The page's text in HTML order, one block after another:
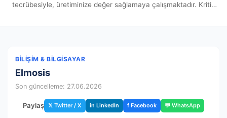
tecrübesiyle, üretiminize değer sağlamaya çalışmaktadır. Kritik
BILIŞIM & BILGISAYAR
Elmosis
Son güncelleme: 27.06.2026
Paylaş 𝕏 Twitter / X in LinkedIn f Facebook 💬 WhatsApp